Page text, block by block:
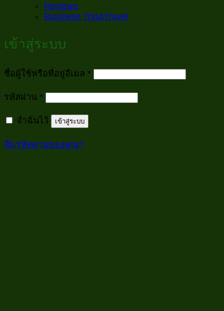
Reviews
Business Trip&Travel
เข้าสู่ระบบ
ชื่อผู้ใช้หรือที่อยู่อีเมล *ต้องการ
รหัสผ่าน *ต้องการ
จำฉันไว้ เข้าสู่ระบบ
ลืมรหัสผ่านของคุณ?